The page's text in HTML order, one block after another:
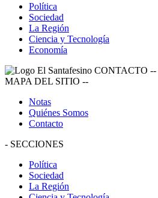
Política
Sociedad
La Región
Ciencia y Tecnología
Economía
CONTACTO --
MAPA DEL SITIO --
Notas
Quiénes Somos
Contacto
- SECCIONES
Política
Sociedad
La Región